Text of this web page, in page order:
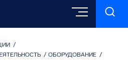
/
/ ОБОРУДОВАНИЕ /